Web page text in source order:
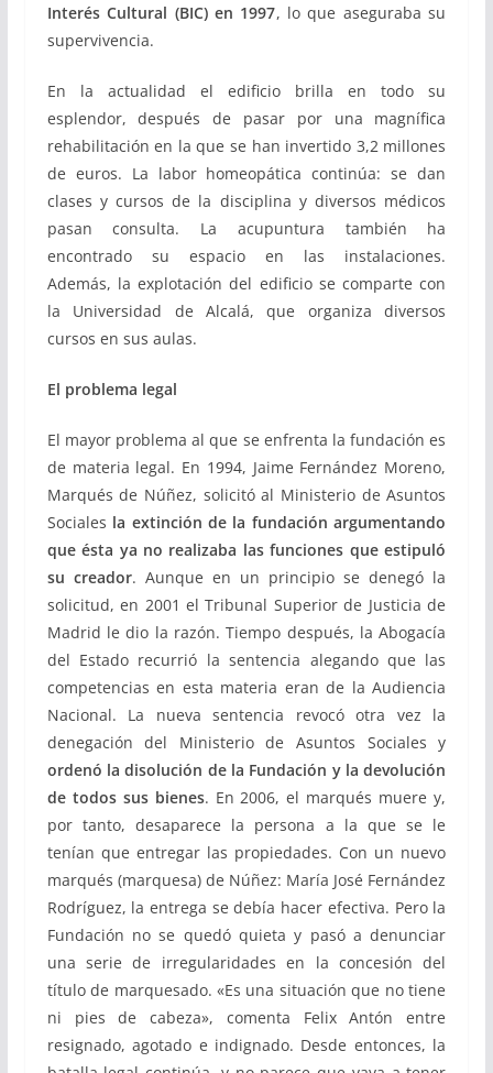
Interés Cultural (BIC) en 1997, lo que aseguraba su
supervivencia.
En la actualidad el edificio brilla en todo su
esplendor, después de pasar por una magnífica
rehabilitación en la que se han invertido 3,2 millones
de euros. La labor homeopática continúa: se dan
clases y cursos de la disciplina y diversos médicos
pasan consulta. La acupuntura también ha
encontrado su espacio en las instalaciones.
Además, la explotación del edificio se comparte con
la Universidad de Alcalá, que organiza diversos
cursos en sus aulas.
El problema legal
El mayor problema al que se enfrenta la fundación es
de materia legal. En 1994, Jaime Fernández Moreno,
Marqués de Núñez, solicitó al Ministerio de Asuntos
Sociales la extinción de la fundación argumentando
que ésta ya no realizaba las funciones que estipuló
su creador. Aunque en un principio se denegó la
solicitud, en 2001 el Tribunal Superior de Justicia de
Madrid le dio la razón. Tiempo después, la Abogacía
del Estado recurrió la sentencia alegando que las
competencias en esta materia eran de la Audiencia
Nacional. La nueva sentencia revocó otra vez la
denegación del Ministerio de Asuntos Sociales y
ordenó la disolución de la Fundación y la devolución
de todos sus bienes. En 2006, el marqués muere y,
por tanto, desaparece la persona a la que se le
tenían que entregar las propiedades. Con un nuevo
marqués (marquesa) de Núñez: María José Fernández
Rodríguez, la entrega se debía hacer efectiva. Pero la
Fundación no se quedó quieta y pasó a denunciar
una serie de irregularidades en la concesión del
título de marquesado. «Es una situación que no tiene
ni pies de cabeza», comenta Felix Antón entre
resignado, agotado e indignado. Desde entonces, la